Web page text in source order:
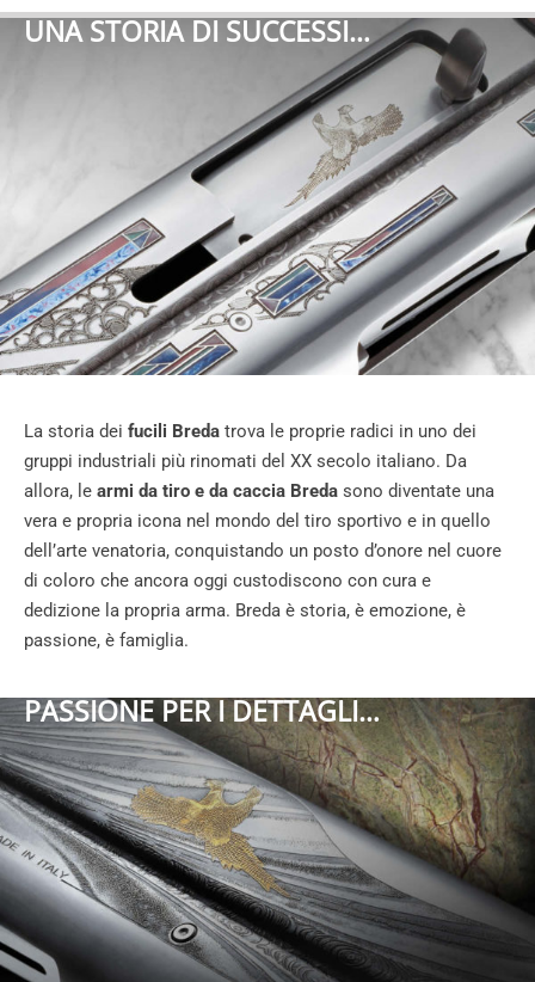
UNA STORIA DI SUCCESSI…
La storia dei fucili Breda trova le proprie radici in uno dei
gruppi industriali più rinomati del XX secolo italiano. Da
allora, le armi da tiro e da caccia Breda sono diventate una
vera e propria icona nel mondo del tiro sportivo e in quello
dell’arte venatoria, conquistando un posto d’onore nel cuore
di coloro che ancora oggi custodiscono con cura e
dedizione la propria arma. Breda è storia, è emozione, è
passione, è famiglia.
PASSIONE PER I DETTAGLI…